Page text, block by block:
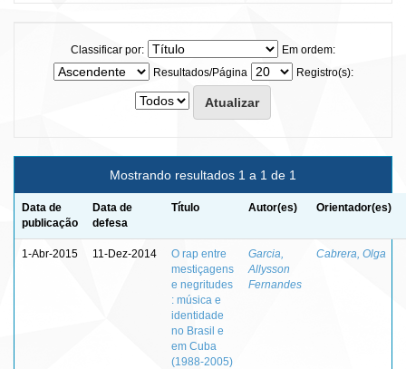
Classificar por:
Em ordem:
Resultados/Página
Registro(s):
Mostrando resultados 1 a 1 de 1
Data de
publicação
Data de
defesa
Título Autor(es) Orientador(es)
1-Abr-2015 11-Dez-2014
O rap entre
mestiçagens
e negritudes
: música e
identidade
no Brasil e
em Cuba
(1988-2005)
Garcia,
Allysson
Fernandes
Cabrera, Olga